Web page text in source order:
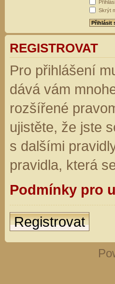
Skrýt
REGISTROVAT
Pro přihlášení
dává vám
rozšířené
ujistěte, že jste
s dalšími
pravidla, která
Podmínky pro
Registrovat